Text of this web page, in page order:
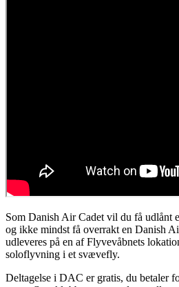
Som Danish Air Cadet vil du få udlånt
og ikke mindst få overrakt en Danish
udleveres på en af Flyvevåbnets
soloflyvning i et svævefly.
Deltagelse i DAC er gratis, du betaler